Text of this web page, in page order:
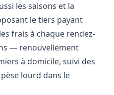
les saisons et la
le tiers payant
frais à chaque rendez-
— renouvellement
à domicile, suivi des
lourd dans le